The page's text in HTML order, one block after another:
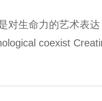
对生命力的艺术表
coexist